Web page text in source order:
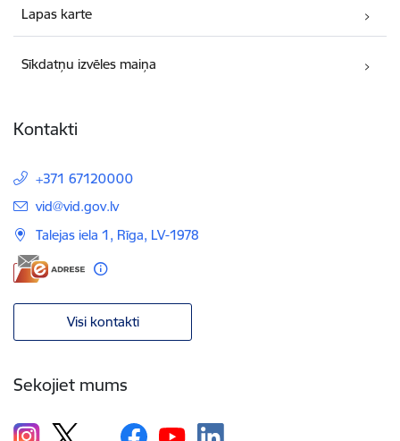
Lapas karte
Sīkdatņu izvēles maiņa
Kontakti
+371 67120000
E-pasts:
vid@vid.gov.lv
Talejas iela 1, Rīga, LV-1978
Visi kontakti
Sekojiet mums